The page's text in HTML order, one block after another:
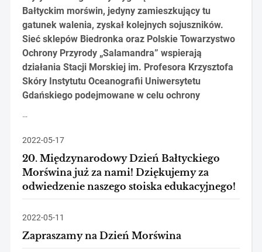
Bałtyckim morświn, jedyny zamieszkujący tu
gatunek walenia, zyskał kolejnych sojuszników.
Sieć sklepów Biedronka oraz Polskie Towarzystwo
Ochrony Przyrody „Salamandra” wspierają
działania Stacji Morskiej im. Profesora Krzysztofa
Skóry Instytutu Oceanografii Uniwersytetu
Gdańskiego podejmowane w celu ochrony
…
2022-05-17
20. Międzynarodowy Dzień Bałtyckiego
Morświna już za nami! Dziękujemy za
odwiedzenie naszego stoiska edukacyjnego!
2022-05-11
Zapraszamy na Dzień Morświna